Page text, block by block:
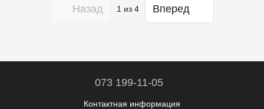
Назад 1из 4 Вперед
073 199-11-05
Контактная информация